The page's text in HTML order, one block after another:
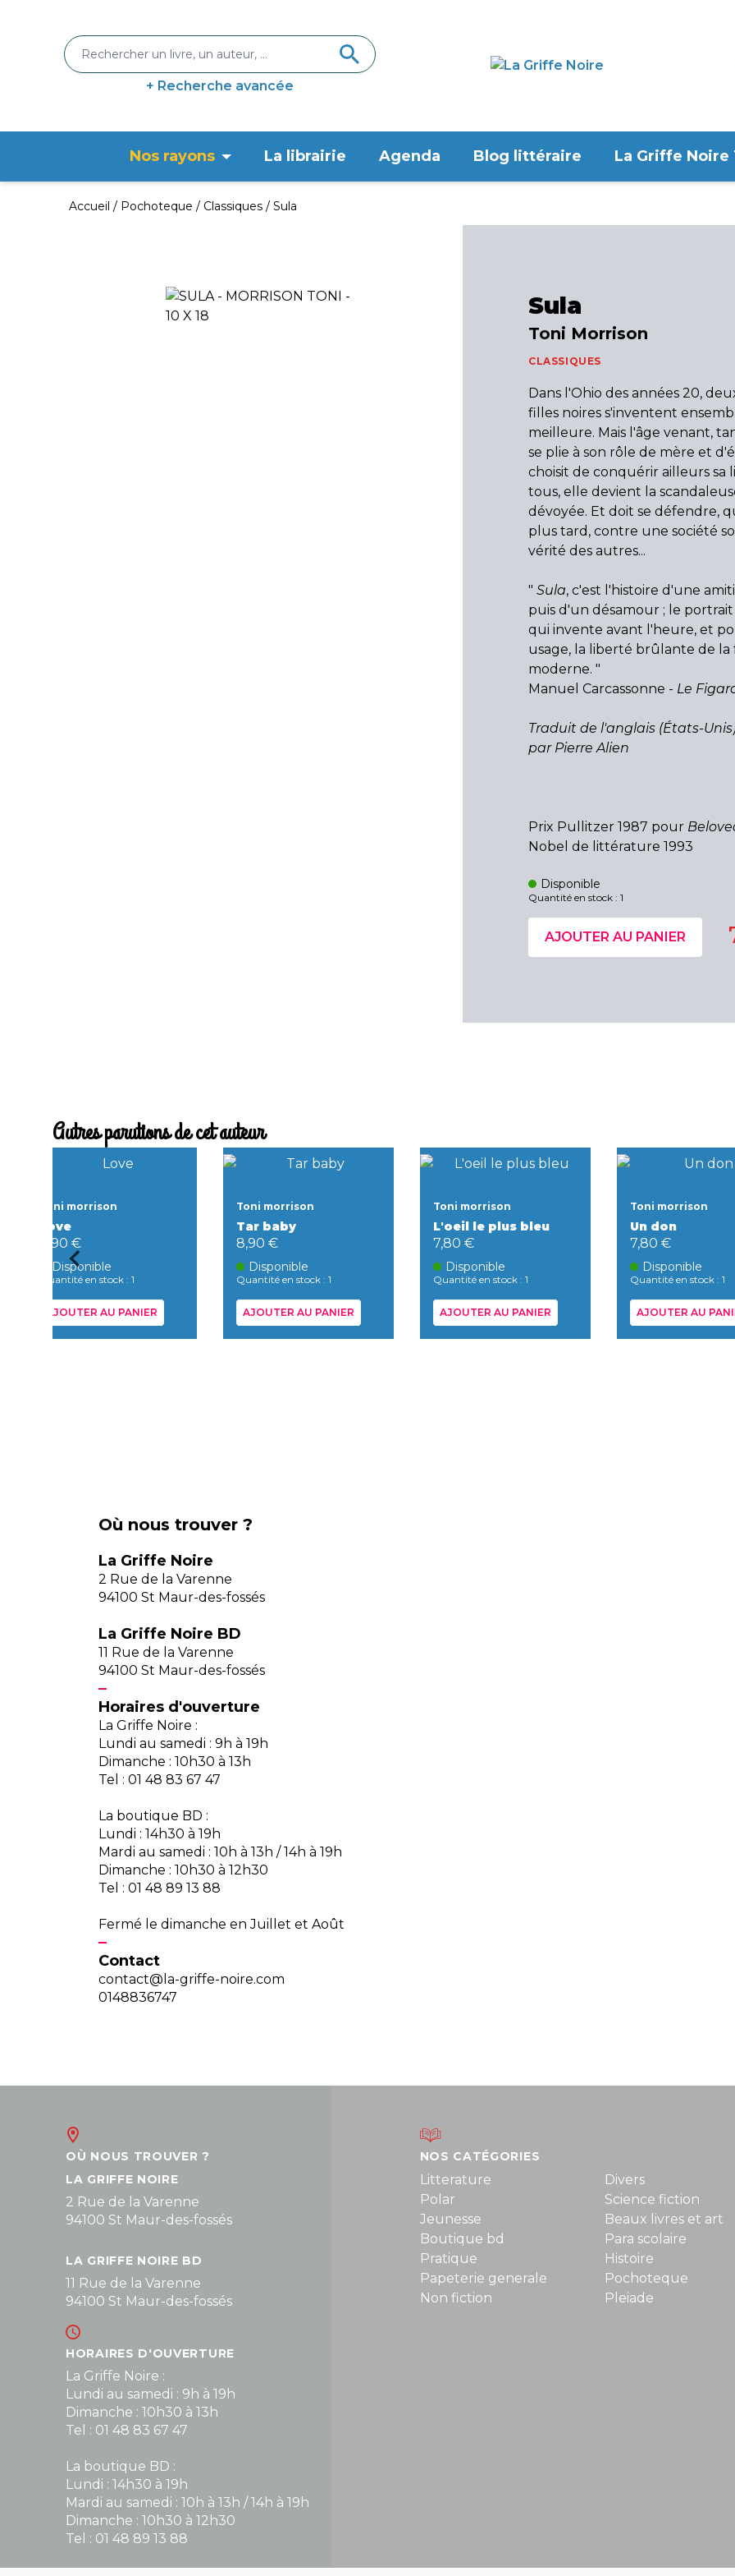
+ Recherche avancée
Nos rayons La librairie Agenda Blog littéraire La Griffe Noire
Accueil Pochoteque Classiques Sula
Sula
Toni Morrison
CLASSIQUES
Dans l'Ohio des années 20,
filles noires s'inventent
meilleure. Mais l'âge venant,
se plie à son rôle de mère et
choisit de conquérir ailleurs sa
tous, elle devient la
dévoyée. Et doit se défendre,
plus tard, contre une société
vérité des autres...
" Sula, c'est l'histoire d'une
puis d'un désamour ; le
qui invente avant l'heure, et
usage, la liberté brûlante de la
moderne. "
Manuel Carcassonne - Le
Traduit de l'anglais (États-
par Pierre Alien
Prix Pullitzer 1987 pour
Nobel de littérature 1993
Disponible
Quantité en stock : 1
AJOUTER AU PANIER
Autres parutions de cet auteur
Toni morrison
Love
8,90 €
Disponible
Quantité en stock : 1
AJOUTER AU PANIER
Toni morrison
Tar baby
8,90 €
Disponible
Quantité en stock : 1
AJOUTER AU PANIER
Toni morrison
L'oeil le plus bleu
7,80 €
Disponible
Quantité en stock : 1
AJOUTER AU PANIER
Toni morrison
Un don
7,80 €
Disponible
Quantité en stock : 1
AJOUTER AU
Où nous trouver ?
La Griffe Noire
2 Rue de la Varenne
94100 St Maur-des-fossés
La Griffe Noire BD
11 Rue de la Varenne
94100 St Maur-des-fossés
Horaires d'ouverture
La Griffe Noire :
Lundi au samedi : 9h à 19h
Dimanche : 10h30 à 13h
Tel : 01 48 83 67 47
La boutique BD :
Lundi : 14h30 à 19h
Mardi au samedi : 10h à 13h / 14h à 19h
Dimanche : 10h30 à 12h30
Tel : 01 48 89 13 88
Fermé le dimanche en Juillet et Août
Contact
contact@la-griffe-noire.com
0148836747
OÙ NOUS TROUVER ?
LA GRIFFE NOIRE
2 Rue de la Varenne
94100 St Maur-des-fossés
LA GRIFFE NOIRE BD
11 Rue de la Varenne
94100 St Maur-des-fossés
HORAIRES D'OUVERTURE
La Griffe Noire :
Lundi au samedi : 9h à 19h
Dimanche : 10h30 à 13h
Tel : 01 48 83 67 47
La boutique BD :
Lundi : 14h30 à 19h
Mardi au samedi : 10h à 13h / 14h à 19h
Dimanche : 10h30 à 12h30
Tel : 01 48 89 13 88
NOS CATÉGORIES
Litterature
Polar
Jeunesse
Boutique bd
Pratique
Papeterie generale
Non fiction
Divers
Science fiction
Beaux livres et art
Para scolaire
Histoire
Pochoteque
Pleiade